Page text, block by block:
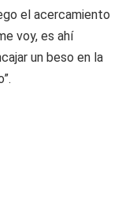
el acercamiento
voy, es ahí
un beso en la